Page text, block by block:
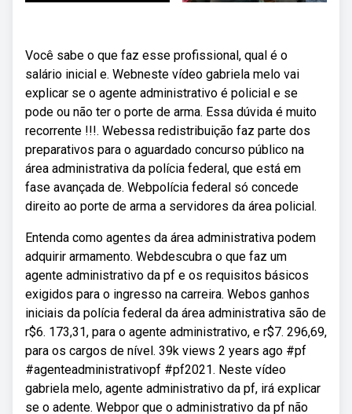
Você sabe o que faz esse profissional, qual é o
salário inicial e. Webneste vídeo gabriela melo vai
explicar se o agente administrativo é policial e se
pode ou não ter o porte de arma. Essa dúvida é muito
recorrente !!!. Webessa redistribuição faz parte dos
preparativos para o aguardado concurso público na
área administrativa da polícia federal, que está em
fase avançada de. Webpolícia federal só concede
direito ao porte de arma a servidores da área policial.
Entenda como agentes da área administrativa podem
adquirir armamento. Webdescubra o que faz um
agente administrativo da pf e os requisitos básicos
exigidos para o ingresso na carreira. Webos ganhos
iniciais da polícia federal da área administrativa são de
r$6. 173,31, para o agente administrativo, e r$7. 296,69,
para os cargos de nível. 39k views 2 years ago #pf
#agenteadministrativopf #pf2021. Neste vídeo
gabriela melo, agente administrativo da pf, irá explicar
se o adente. Webpor que o administrativo da pf não